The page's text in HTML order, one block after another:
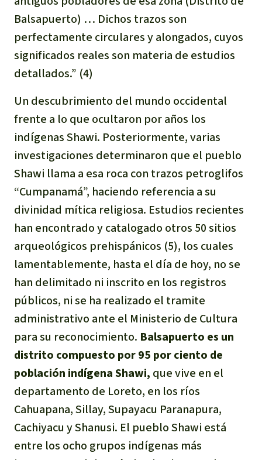
Balsapuerto) … Dichos trazos son
perfectamente circulares y alongados, cuyos
significados reales son materia de estudios
detallados.” (4)
Un descubrimiento del mundo occidental
frente a lo que ocultaron por años los
indígenas Shawi. Posteriormente, varias
investigaciones determinaron que el pueblo
Shawi llama a esa roca con trazos petroglifos
“Cumpanamá”, haciendo referencia a su
divinidad mítica religiosa. Estudios recientes
han encontrado y catalogado otros 50 sitios
arqueológicos prehispánicos (5), los cuales
lamentablemente, hasta el día de hoy, no se
han delimitado ni inscrito en los registros
públicos, ni se ha realizado el tramite
administrativo ante el Ministerio de Cultura
para su reconocimiento. Balsapuerto es un
distrito compuesto por 95 por ciento de
población indígena Shawi, que vive en el
departamento de Loreto, en los ríos
Cahuapana, Sillay, Supayacu Paranapura,
Cachiyacu y Shanusi. El pueblo Shawi está
entre los ocho grupos indígenas más